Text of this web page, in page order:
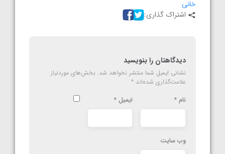
خانی
اشتراک گذاری:
دیدگاهتان را بنویسید
نشانی ایمیل شما منتشر نخواهد شد. بخش‌های موردنیاز
علامت‌گذاری شده‌اند *
نام * ایمیل *
وب‌ سایت